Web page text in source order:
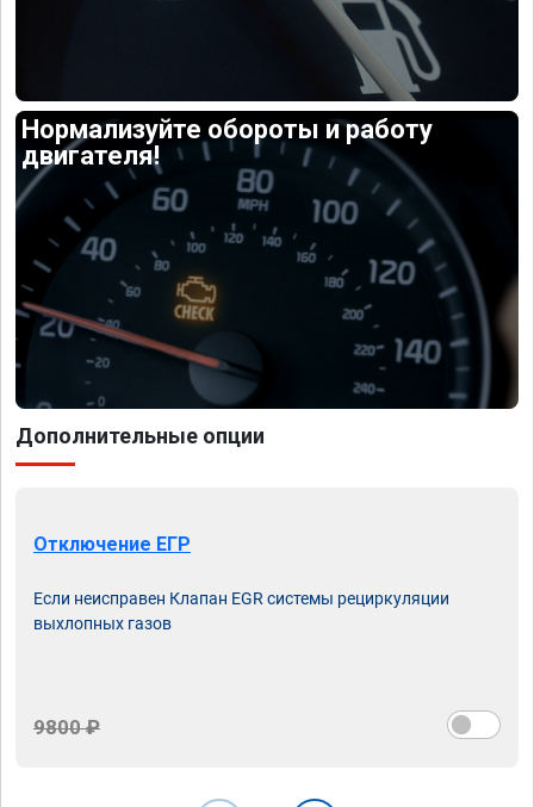
Нормализуйте обороты и работу
двигателя!
Дополнительные опции
Отключение ЕГР
Если неисправен Клапан EGR системы рециркуляции
выхлопных газов
9800 ₽